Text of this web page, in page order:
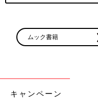
ムック書籍
キャンペーン